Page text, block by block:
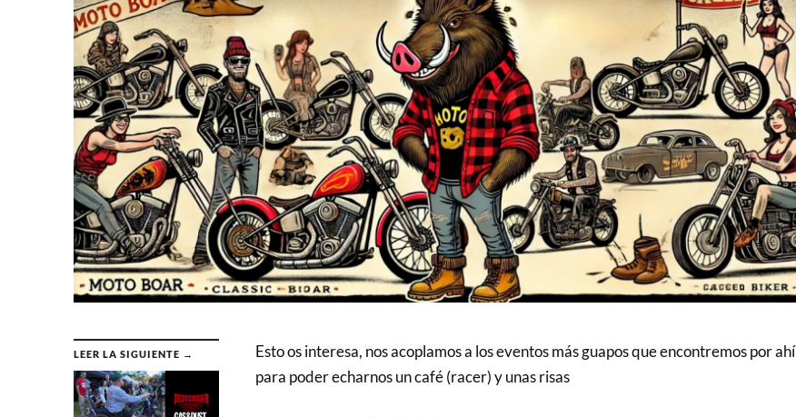
LEER LA SIGUIENTE →
Esto os interesa, nos acoplamos a los eventos más guapos que encontremos por ahí
para poder echarnos un café (racer) y unas risas